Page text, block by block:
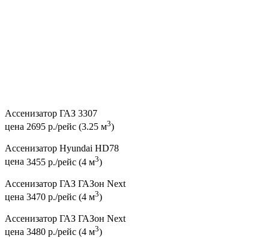
Ассенизатор ГАЗ 3307
цена 2695 р./рейс (3.25 м3)
Ассенизатор Hyundai HD78
цена 3455 р./рейс (4 м3)
Ассенизатор ГАЗ ГАЗон Next
цена 3470 р./рейс (4 м3)
Ассенизатор ГАЗ ГАЗон Next
цена 3480 р./рейс (4 м3)